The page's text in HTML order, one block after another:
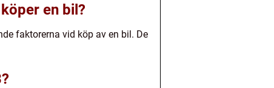
en bil?
faktorerna vid köp av en bil. De